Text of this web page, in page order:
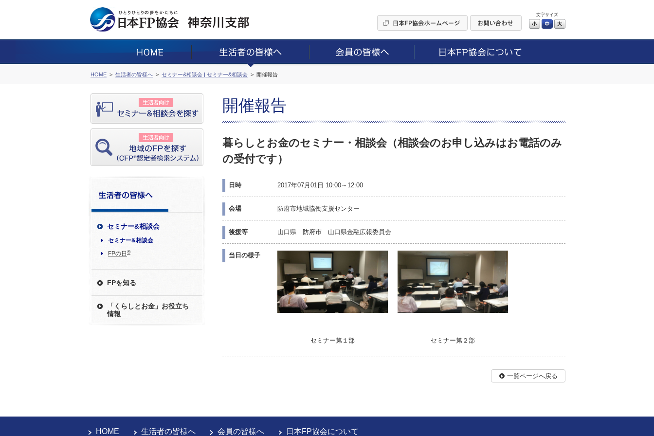
文字サイズ
小 中
HOME 生活者の皆様へ セミナー&相談会 | セミナー&相談会 開催報告
セミナー&相談会
セミナー&相談会
FPの日 ®
FPを知る
「くらしとお金」お役立ち
情報
開催報告
暮らしとお金のセミナー・相談会（相談会のお申し込みはお電話のみ
の受付です）
日時 2017年07月01日 10:00～12:00
会場 防府市地域協働支援センター
後援等 山口県 防府市 山口県金融広報委員会
当日の様子
セミナー第１部 セミナー第２部
一覧ページへ戻る
HOME 生活者の皆様へ 会員の皆様へ 日本FP協会について